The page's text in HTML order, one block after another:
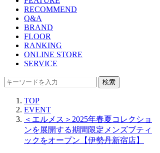
RECOMMEND
Q&A
BRAND
FLOOR
RANKING
ONLINE STORE
SERVICE
検索
TOP
EVENT
＜エルメス＞2025年春夏コレクショ
ンを展開する期間限定メンズブティ
ックをオープン【伊勢丹新宿店】